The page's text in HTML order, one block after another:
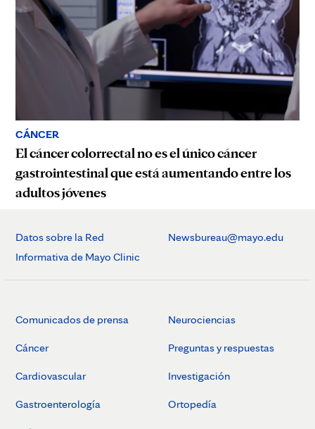
CÁNCER
El cáncer colorrectal no es el único cáncer
gastrointestinal que está aumentando entre los
adultos jóvenes
Datos sobre la Red
Informativa de Mayo Clinic
Newsbureau@mayo.edu
Comunicados de prensa
Cáncer
Cardiovascular
Gastroenterología
Neurociencias
Preguntas y respuestas
Investigación
Ortopedía